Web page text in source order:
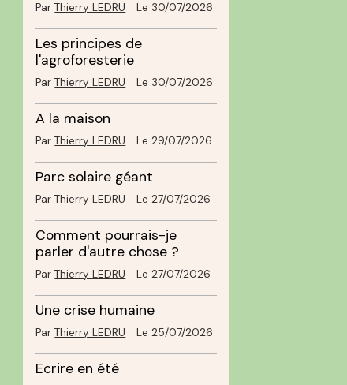
ParThierry LEDRU Le 30/07/2026
Les principes de
l'agroforesterie
ParThierry LEDRU Le 30/07/2026
A la maison
ParThierry LEDRU Le 29/07/2026
Parc solaire géant
ParThierry LEDRU Le 27/07/2026
Comment pourrais-je
parler d'autre chose ?
ParThierry LEDRU Le 27/07/2026
Une crise humaine
ParThierry LEDRU Le 25/07/2026
Ecrire en été